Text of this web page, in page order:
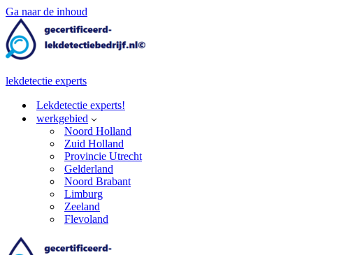
Ga naar de inhoud
lekdetectie experts
Lekdetectie experts!
werkgebied
Noord Holland
Zuid Holland
Provincie Utrecht
Gelderland
Noord Brabant
Limburg
Zeeland
Flevoland